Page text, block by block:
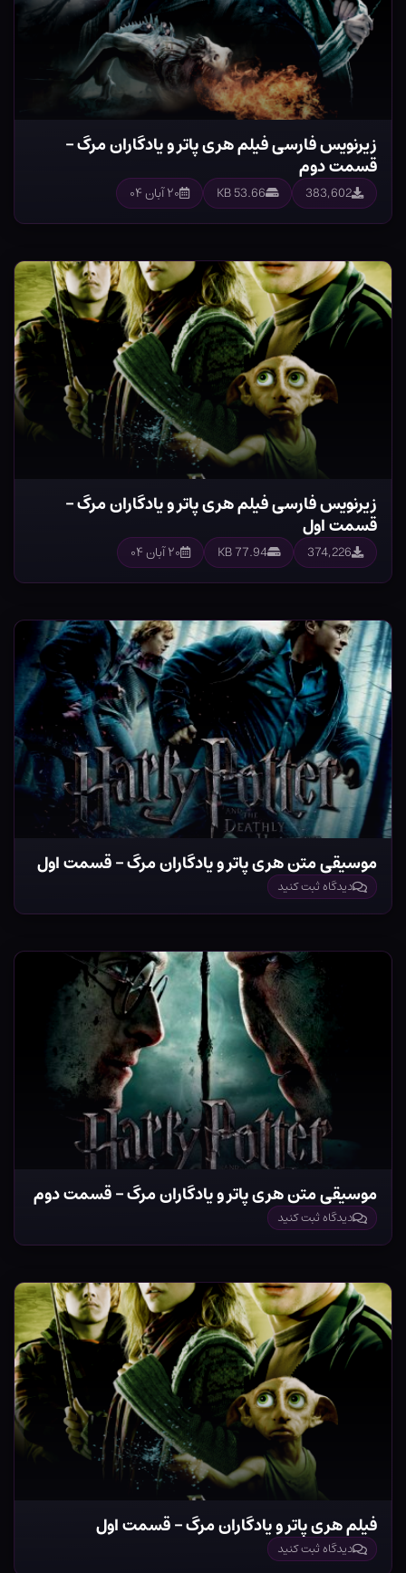
زیرنویس فارسی فیلم هری پاتر و یادگاران مرگ –
قسمت دوم
383,602
53.66 KB ۲۰ آبان ۰۴
زیرنویس فارسی فیلم هری پاتر و یادگاران مرگ –
قسمت اول
374,226
77.94 KB ۲۰ آبان ۰۴
موسیقی متن هری پاتر و یادگاران مرگ – قسمت اول
دیدگاه ثبت کنید
موسیقی متن هری پاتر و یادگاران مرگ – قسمت دوم
دیدگاه ثبت کنید
فیلم هری پاتر و یادگاران مرگ – قسمت اول
دیدگاه ثبت کنید